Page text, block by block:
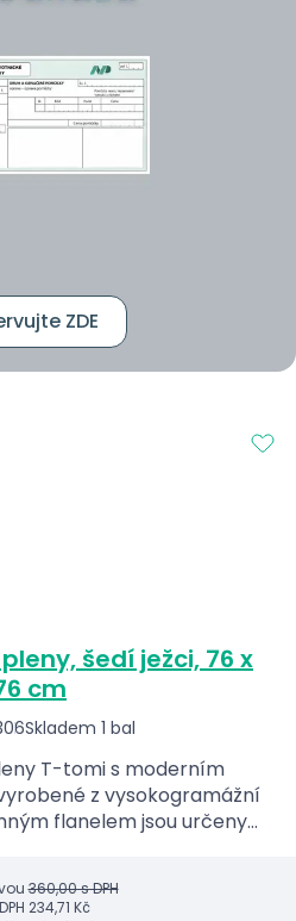
ZDE
šedí ježci, 76 x
cm
Skladem 1 bal
T-tomi s moderním
z vysokogramážní
flanelem jsou určeny
360,00 s DPH
234,71 Kč